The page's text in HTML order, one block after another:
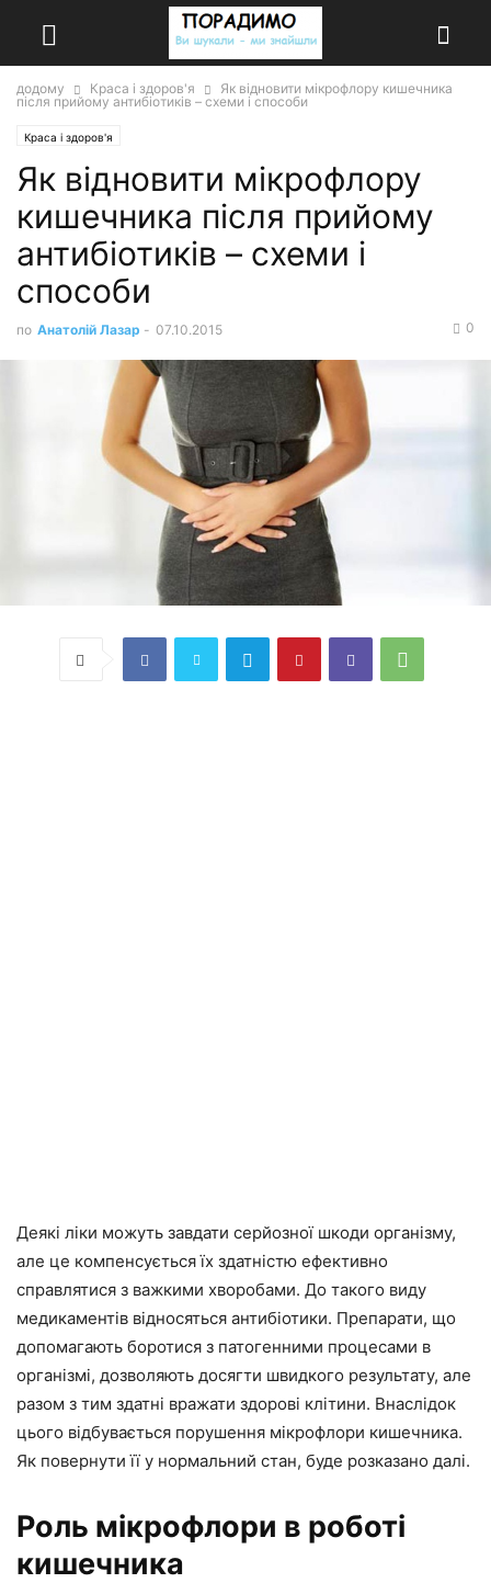
додому Краса і здоров'я
Як відновити мікрофлору кишечника
після прийому антибіотиків – схеми і способи
Краса і здоров'я
Як відновити мікрофлору
кишечника після прийому
антибіотиків – схеми і
способи
по Анатолій Лазар - 07.10.2015 0
Деякі ліки можуть завдати серйозної шкоди організму,
але це компенсується їх здатністю ефективно
справлятися з важкими хворобами. До такого виду
медикаментів відносяться антибіотики. Препарати, що
допомагають боротися з патогенними процесами в
організмі, дозволяють досягти швидкого результату, але
разом з тим здатні вражати здорові клітини. Внаслідок
цього відбувається порушення мікрофлори кишечника.
Як повернути її у нормальний стан, буде розказано далі.
Роль мікрофлори в роботі
кишечника